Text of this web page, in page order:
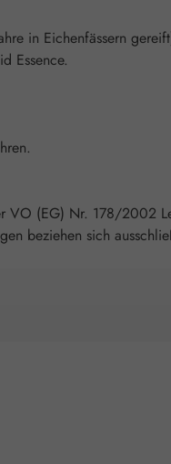
in Eichenfässern
Essence.
(EG) Nr. 178/2002
beziehen sich